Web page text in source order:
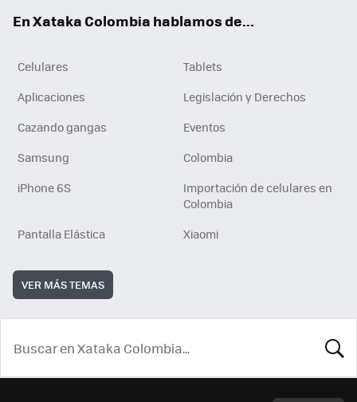
En Xataka Colombia hablamos de...
Celulares
Tablets
Aplicaciones
Legislación y Derechos
Cazando gangas
Eventos
Samsung
Colombia
iPhone 6S
Importación de celulares en
Colombia
Pantalla Elástica
Xiaomi
VER MÁS TEMAS